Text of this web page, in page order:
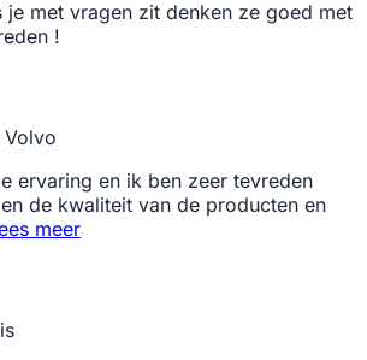
je met vragen zit denken ze goed met
!
ervaring en ik ben zeer tevreden
de kwaliteit van de producten en
meer